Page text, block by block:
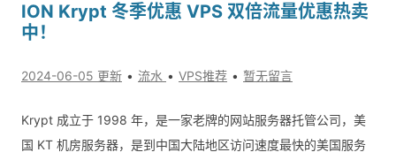
ION Krypt 冬季优惠 VPS 双倍流量优惠热卖
中！
2024-06-05 更新 流水 VPS推荐 暂无留言
Krypt 成立于 1998 年，是一家老牌的网站服务器托管公司，美
国 KT 机房服务器，是到中国大陆地区访问速度最快的美国服务